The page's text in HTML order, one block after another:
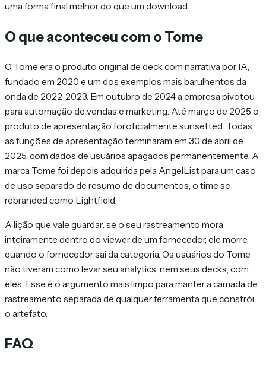
uma forma final melhor do que um download.
O que aconteceu com o Tome
O Tome era o produto original de deck com narrativa por IA,
fundado em 2020 e um dos exemplos mais barulhentos da
onda de 2022-2023. Em outubro de 2024 a empresa pivotou
para automação de vendas e marketing. Até março de 2025 o
produto de apresentação foi oficialmente sunsetted. Todas
as funções de apresentação terminaram em 30 de abril de
2025, com dados de usuários apagados permanentemente. A
marca Tome foi depois adquirida pela AngelList para um caso
de uso separado de resumo de documentos; o time se
rebranded como Lightfield.
A lição que vale guardar: se o seu rastreamento mora
inteiramente dentro do viewer de um fornecedor, ele morre
quando o fornecedor sai da categoria. Os usuários do Tome
não tiveram como levar seu analytics, nem seus decks, com
eles. Esse é o argumento mais limpo para manter a camada de
rastreamento separada de qualquer ferramenta que constrói
o artefato.
FAQ